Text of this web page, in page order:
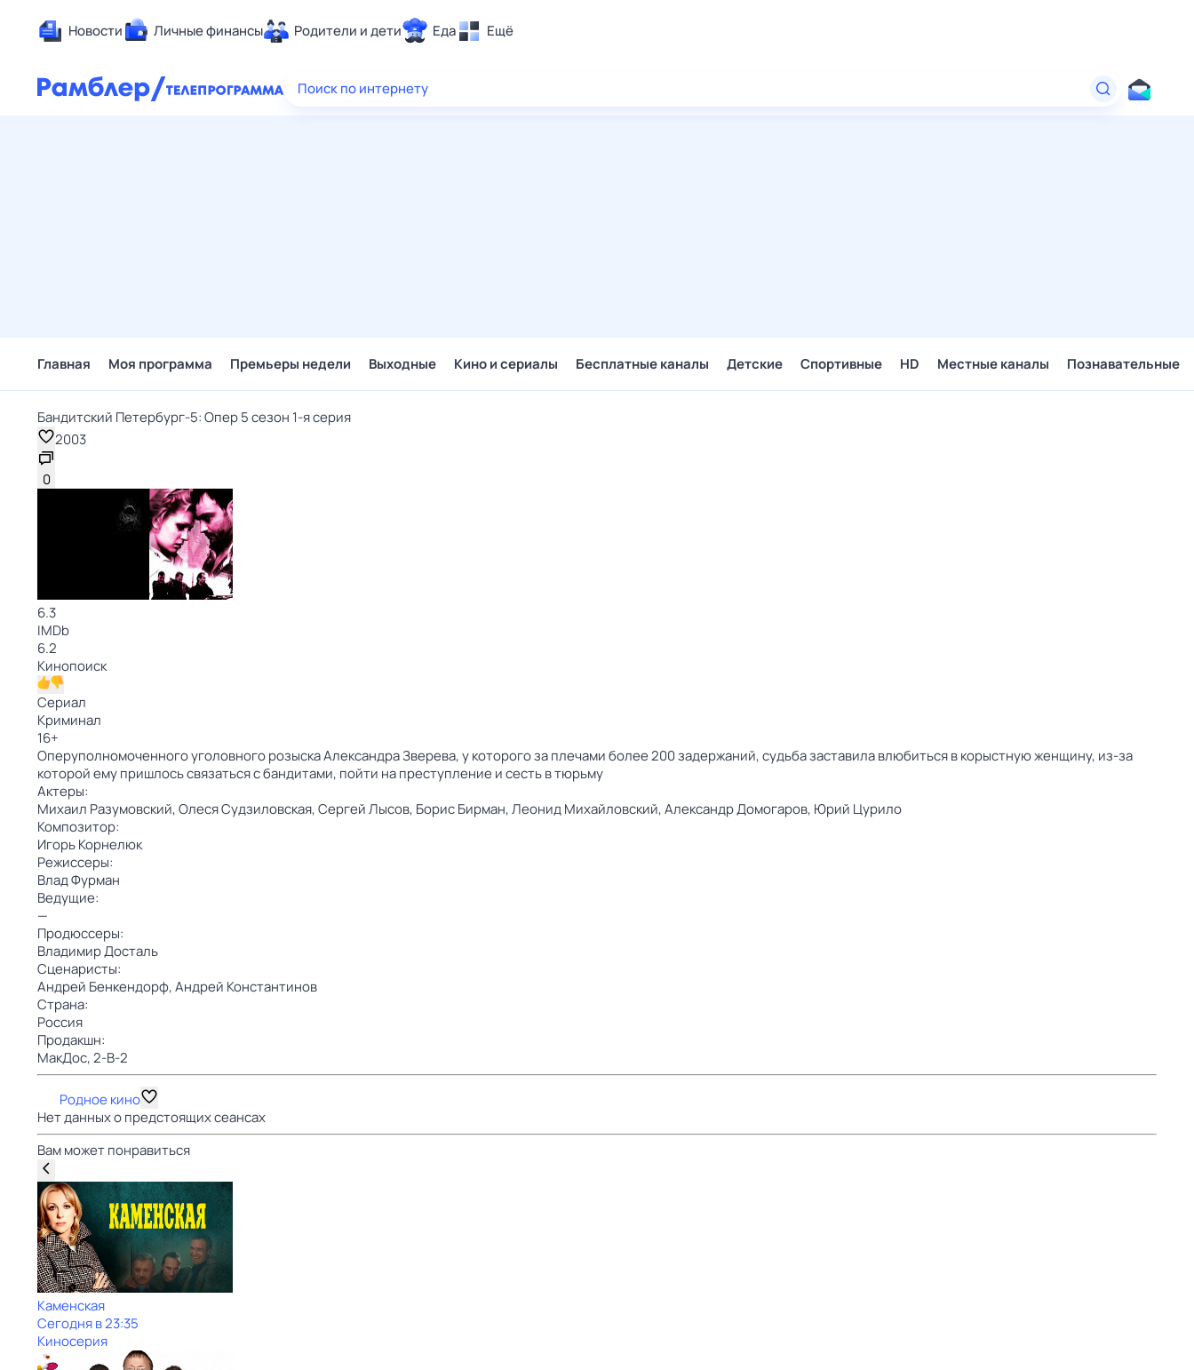
Новости Личные финансы Родители и дети Еда Ещё
Здоровье
Поиск по интернету
Главная Моя программа Премьеры недели Выходные Кино и сериалы Бесплатные каналы Детские Спортивные HD Местные каналы Познавательные
Бандитский Петербург-5: Опер 5 сезон 1-я серия
2003
0
6.3
IMDb
6.2
Кинопоиск
Сериал
Криминал
16+
Оперуполномоченного уголовного розыска Александра Зверева, у которого за плечами более 200 задержаний, судьба заставила влюбиться в корыстную женщину, из-за
которой ему пришлось связаться с бандитами, пойти на преступление и сесть в тюрьму
Актеры:
Михаил Разумовский,Олеся Судзиловская,Сергей Лысов, Борис Бирман,Леонид Михайловский,Александр Домогаров, Юрий Цурило
Композитор:
Игорь Корнелюк
Режиссеры:
Влад Фурман
Ведущие:
—
Продюссеры:
Владимир Досталь
Сценаристы:
Андрей Бенкендорф,Андрей Константинов
Страна:
Россия
Продакшн:
МакДос,2-B-2
Родное кино
Нет данных о предстоящих сеансах
Вам может понравиться
Каменская
Сегодня в 23:35
Киносерия